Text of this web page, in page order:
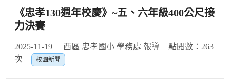
《忠孝130週年校慶》~五、六年級400公尺接
力決賽
2025-11-19 西區 忠孝國小 學務處 報導
點閱數：263
次
校園新聞